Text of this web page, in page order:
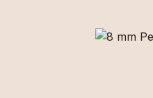
Bildergalerie überspringen